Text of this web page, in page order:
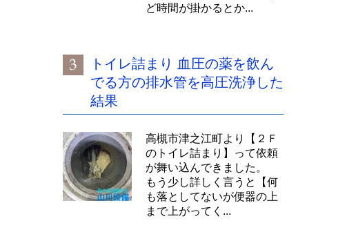
ど時間が掛かるとか...
トイレ詰まり 血圧の薬を飲ん
でる方の排水管を高圧洗浄した
結果
高槻市津之江町より【２Ｆ
のトイレ詰まり】って依頼
が舞い込んできました。
もう少し詳しく言うと【何
も落としてないが便器の上
まで上がってく...